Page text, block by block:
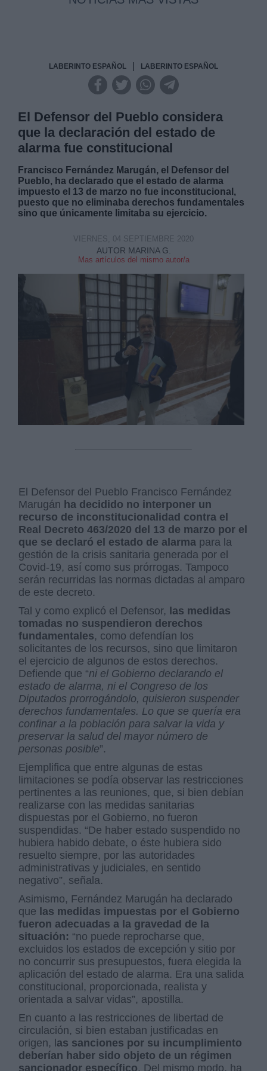
LABERINTO ESPAÑOL LABERINTO ESPAÑOL
El Defensor del Pueblo considera
que la declaración del estado de
alarma fue constitucional
Francisco Fernández Marugán, el Defensor del
Pueblo, ha declarado que el estado de alarma
impuesto el 13 de marzo no fue inconstitucional,
puesto que no eliminaba derechos fundamentales
sino que únicamente limitaba su ejercicio.
AUTOR MARINA G.
Mas artículos del mismo autor/a
VIERNES, 04 SEPTIEMBRE 2020
El Defensor del Pueblo Francisco Fernández
Marugán ha decidido no interponer un
recurso de inconstitucionalidad contra el
Real Decreto 463/2020 del 13 de marzo por el
que se declaró el estado de alarma para la
gestión de la crisis sanitaria generada por el
Covid-19, así como sus prórrogas. Tampoco
serán recurridas las normas dictadas al amparo
de este decreto.
Tal y como explicó el Defensor, las medidas
tomadas no suspendieron derechos
fundamentales, como defendían los
solicitantes de los recursos, sino que limitaron
el ejercicio de algunos de estos derechos.
Defiende que “ni el Gobierno declarando el
estado de alarma, ni el Congreso de los
Diputados prorrogándolo, quisieron suspender
derechos fundamentales. Lo que se quería era
confinar a la población para salvar la vida y
preservar la salud del mayor número de
personas posible”.
Ejemplifica que entre algunas de estas
limitaciones se podía observar las restricciones
pertinentes a las reuniones, que, si bien debían
realizarse con las medidas sanitarias
dispuestas por el Gobierno, no fueron
suspendidas. “De haber estado suspendido no
hubiera habido debate, o éste hubiera sido
resuelto siempre, por las autoridades
administrativas y judiciales, en sentido
negativo”, señala.
Asimismo, Fernández Marugán ha declarado
que las medidas impuestas por el Gobierno
fueron adecuadas a la gravedad de la
situación: “no puede reprocharse que,
excluidos los estados de excepción y sitio por
no concurrir sus presupuestos, fuera elegida la
aplicación del estado de alarma. Era una salida
constitucional, proporcionada, realista y
orientada a salvar vidas”, apostilla.
En cuanto a las restricciones de libertad de
circulación, si bien estaban justificadas en
origen, las sanciones por su incumplimiento
deberían haber sido objeto de un régimen
sancionador específico. Del mismo modo, ha